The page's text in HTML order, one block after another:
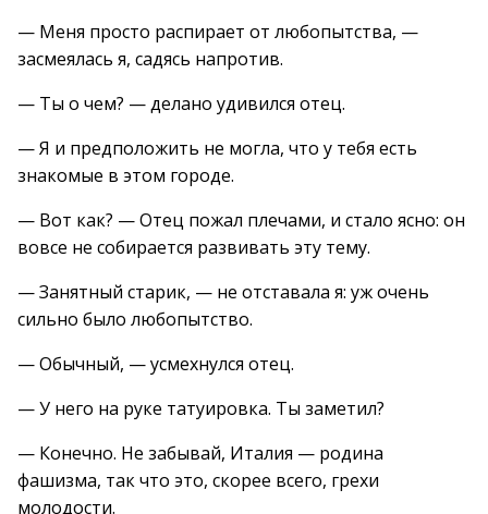
— Меня просто распирает от любопытства, —
засмеялась я, садясь напротив.
— Ты о чем? — делано удивился отец.
— Я и предположить не могла, что у тебя есть
знакомые в этом городе.
— Вот как? — Отец пожал плечами, и стало ясно: он
вовсе не собирается развивать эту тему.
— Занятный старик, — не отставала я: уж очень
сильно было любопытство.
— Обычный, — усмехнулся отец.
— У него на руке татуировка. Ты заметил?
— Конечно. Не забывай, Италия — родина
фашизма, так что это, скорее всего, грехи
молодости.